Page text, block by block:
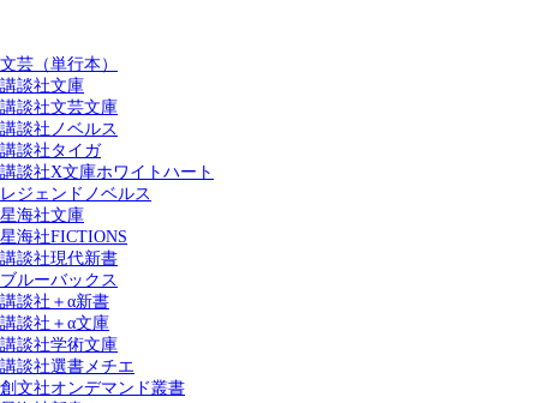
文芸（単行本）
講談社文庫
講談社文芸文庫
講談社ノベルス
講談社タイガ
講談社X文庫ホワイトハート
レジェンドノベルス
星海社文庫
星海社FICTIONS
講談社現代新書
ブルーバックス
講談社＋α新書
講談社＋α文庫
講談社学術文庫
講談社選書メチエ
創文社オンデマンド叢書